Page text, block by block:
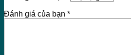
Đánh giá của bạn *